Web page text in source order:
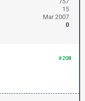
15
Mar 2007
0
#208